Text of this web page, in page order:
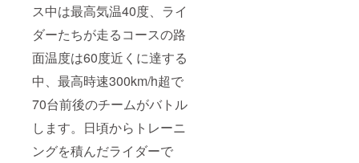
ス中は最高気温40度、ライ
ダーたちが走るコースの路
面温度は60度近くに達する
中、最高時速300km/h超で
70台前後のチームがバトル
します。日頃からトレーニ
ングを積んだライダーで